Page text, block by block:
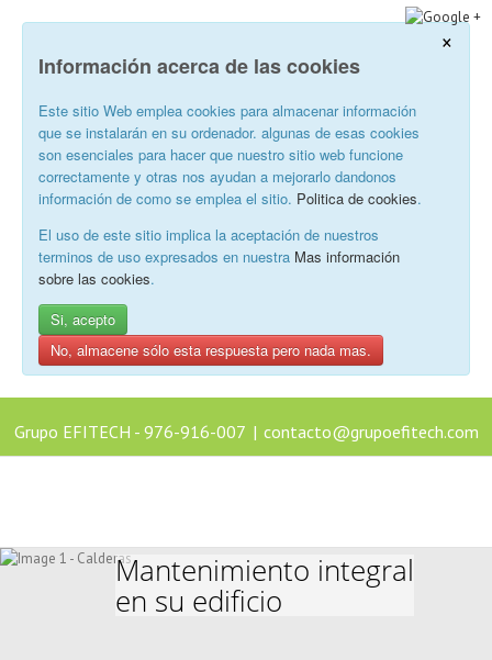
×
Información acerca de las cookies
Este sitio Web emplea cookies para almacenar información
que se instalarán en su ordenador. algunas de esas cookies
son esenciales para hacer que nuestro sitio web funcione
correctamente y otras nos ayudan a mejorarlo dandonos
información de como se emplea el sitio. Politica de cookies.
El uso de este sitio implica la aceptación de nuestros
terminos de uso expresados en nuestra Mas información
sobre las cookies.
Si, acepto
No, almacene sólo esta respuesta pero nada mas.
Grupo EFITECH - 976-916-007 | contacto@grupoefitech.com
Mantenimiento integral
en su edificio